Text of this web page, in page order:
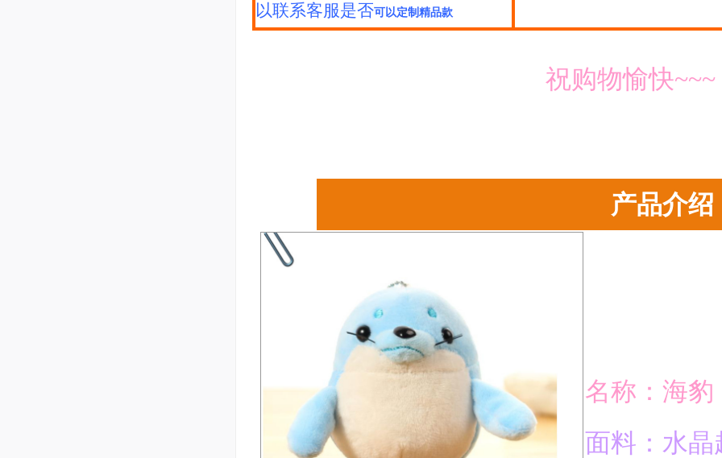
以联系客服是否可以定制精品款
祝购物愉快~~~
产品介绍
名称：海豹
面料：水晶